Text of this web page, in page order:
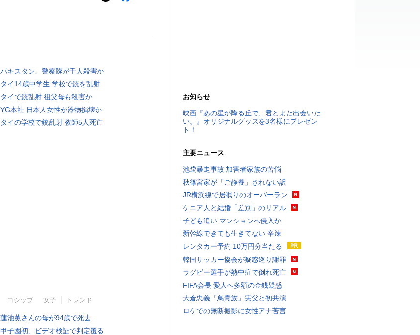
パキスタン、警察隊が千人殺害か
タイ14歳中学生 学校で銃を乱射
タイで銃乱射 祖父母も殺害か
YG本社 日本人女性が器物損壊か
タイの学校で銃乱射 教師5人死亡
ゴシップ 女子 トレンド
蓮池薫さんの母が94歳で死去
甲子園初、ビデオ検証で判定覆る
お知らせ
映画『あの星が降る丘で、君とまた出会いた
い。』オリジナルグッズを3名様にプレゼン
ト！
主要ニュース
池袋暴走事故 加害者家族の苦悩
秋篠宮家が「ご静養」されない訳
JR横浜線で居眠りのオーバーラン
ケニア人と結婚「差別」のリアル
子ども追い マンションへ侵入か
新幹線できても生きてない 辛辣
レンタカー予約 10万円分当たる
韓国サッカー協会が疑惑巡り謝罪
ラグビー選手が熱中症で倒れ死亡
FIFA会長 愛人へ多額の金銭疑惑
大倉忠義「鳥貴族」実父と初共演
ロケでの無断撮影に女性アナ苦言